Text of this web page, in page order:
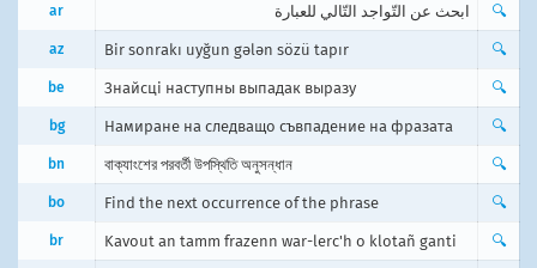
ar ابحث عن التّواجد التّالي للعبارة 🔍
az Bir sonrakı uyğun gələn sözü tapır 🔍
be Знайсці наступны выпадак выразу 🔍
bg Намиране на следващо съвпадение на фразата 🔍
bn বাক্যাংশের পরবর্তী উপস্থিতি অনুসন্ধান 🔍
bo Find the next occurrence of the phrase 🔍
br Kavout an tamm frazenn war-lerc'h o klotañ ganti 🔍